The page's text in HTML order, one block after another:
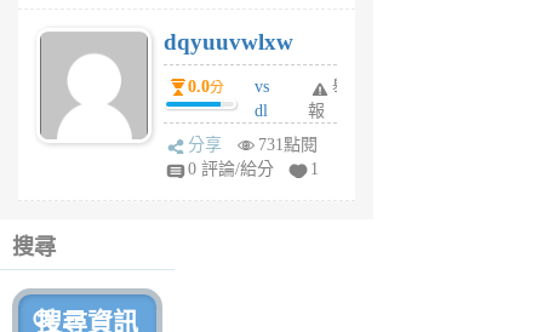
6
個
月
前
dqyuuvwlxw
0.0分
vs
dl
sq
fy
舉
報
分享
731點閱
0 評論/給分
1
搜尋